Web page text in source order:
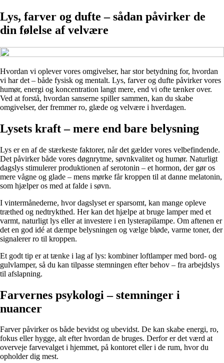
Lys, farver og dufte – sådan påvirker de
din følelse af velvære
Hvordan vi oplever vores omgivelser, har stor betydning for, hvordan
vi har det – både fysisk og mentalt. Lys, farver og dufte påvirker vores
humør, energi og koncentration langt mere, end vi ofte tænker over.
Ved at forstå, hvordan sanserne spiller sammen, kan du skabe
omgivelser, der fremmer ro, glæde og velvære i hverdagen.
Lysets kraft – mere end bare belysning
Lys er en af de stærkeste faktorer, når det gælder vores velbefindende.
Det påvirker både vores døgnrytme, søvnkvalitet og humør. Naturligt
dagslys stimulerer produktionen af serotonin – et hormon, der gør os
mere vågne og glade – mens mørke får kroppen til at danne melatonin,
som hjælper os med at falde i søvn.
I vintermånederne, hvor dagslyset er sparsomt, kan mange opleve
træthed og nedtrykthed. Her kan det hjælpe at bruge lamper med et
varmt, naturligt lys eller at investere i en lysterapilampe. Om aftenen er
det en god idé at dæmpe belysningen og vælge bløde, varme toner, der
signalerer ro til kroppen.
Et godt tip er at tænke i lag af lys: kombiner loftlamper med bord- og
gulvlamper, så du kan tilpasse stemningen efter behov – fra arbejdslys
til afslapning.
Farvernes psykologi – stemninger i
nuancer
Farver påvirker os både bevidst og ubevidst. De kan skabe energi, ro,
fokus eller hygge, alt efter hvordan de bruges. Derfor er det værd at
overveje farvevalget i hjemmet, på kontoret eller i de rum, hvor du
opholder dig mest.